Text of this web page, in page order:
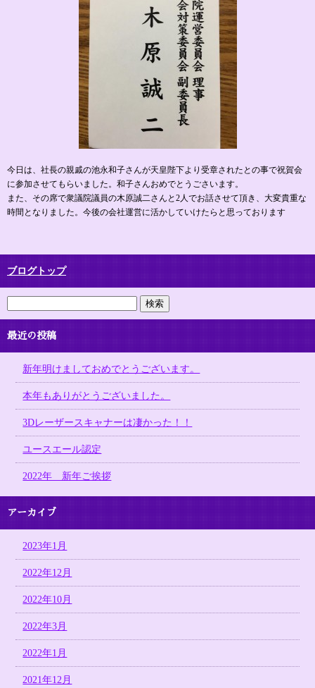
今日は、社長の親戚の池永和子さんが天皇陛下より受章されたとの事で祝賀会
に参加させてもらいました。和子さんおめでとうごさいます。
また、その席で衆議院議員の木原誠二さんと2人でお話させて頂き、大変貴重な
時間となりました。今後の会社運営に活かしていけたらと思っております
ブログトップ
最近の投稿
新年明けましておめでとうございます。
本年もありがとうございました。
3Dレーザースキャナーは凄かった！！
ユースエール認定
2022年 新年ご挨拶
アーカイブ
2023年1月
2022年12月
2022年10月
2022年3月
2022年1月
2021年12月